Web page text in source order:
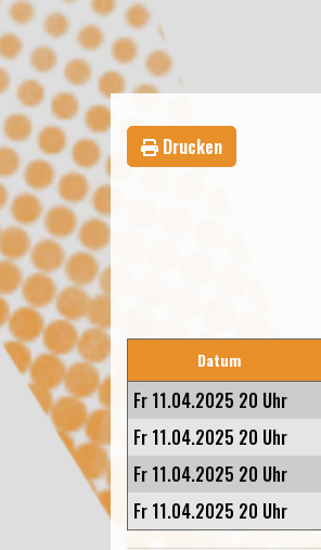
Drucken
Datum
Fr 11.04.2025 20 Uhr
Fr 11.04.2025 20 Uhr
Fr 11.04.2025 20 Uhr
Fr 11.04.2025 20 Uhr